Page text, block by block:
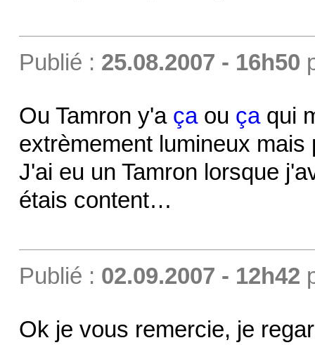
Publié : 25.08.2007 - 16h50
Ou Tamron y'a çaou çaqui
extrèmement lumineux
J'ai eu un Tamron lorsque
étais content…
Publié : 02.09.2007 - 12h42
Ok je vous remercie, je